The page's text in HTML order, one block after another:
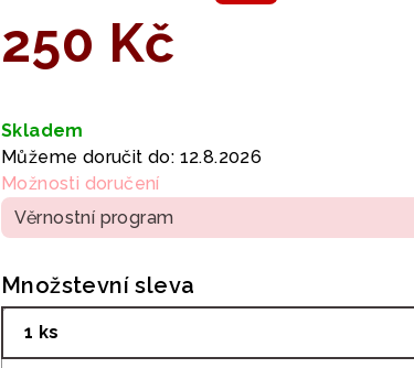
250 Kč
cena:
Skladem
Můžeme doručit do: 12.8.2026
Možnosti doručení
Věrnostní program
Množstevní sleva
1 ks